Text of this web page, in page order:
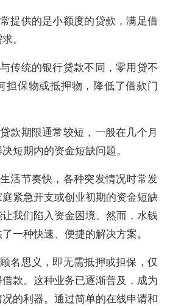
提供的是小额度的贷款，满足借
。
传统的银行贷款不同，零用贷不
担保物或抵押物，降低了借款门
款期限通常较短，一般在几个月
短期内的资金短缺问题。
活节奏快，各种突发情况时常发
紧急开支或创业初期的资金短缺
我们陷入资金困境。然而，水钱
一种快速、便捷的解决方案。
名思义，即无需抵押或担保，仅
款。这种业务已逐渐普及，成为
的利器。通过简单的在线申请和